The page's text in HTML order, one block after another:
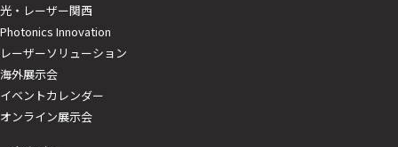
光・レーザー関西
Photonics Innovation
レーザーソリューション
海外展示会
イベントカレンダー
オンライン展示会